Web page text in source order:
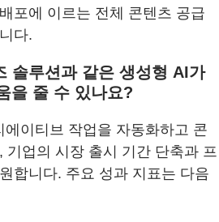
포에 이르는 전체 콘텐츠 공급
다.
솔루션과 같은 생성형 AI가
을 줄 수 있나요?
이티브 작업을 자동화하고 콘
기업의 시장 출시 기간 단축과 프
합니다. 주요 성과 지표는 다음